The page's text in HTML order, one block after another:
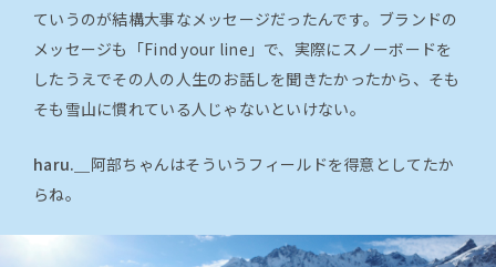
ていうのが結構大事なメッセージだったんです。ブランドの
メッセージも「Find your line」で、実際にスノーボードを
したうえでその人の人生のお話しを聞きたかったから、そも
そも雪山に慣れている人じゃないといけない。
haru.＿ 阿部ちゃんはそういうフィールドを得意としてたか
らね。